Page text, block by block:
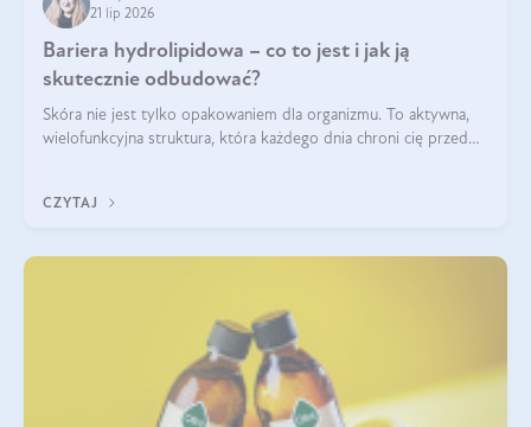
21 lip 2026
Bariera hydrolipidowa – co to jest i jak ją
skutecznie odbudować?
Skóra nie jest tylko opakowaniem dla organizmu. To aktywna,
wielofunkcyjna struktura, która każdego dnia chroni cię przed
bariera hydrolipidowa.
CZYTAJ